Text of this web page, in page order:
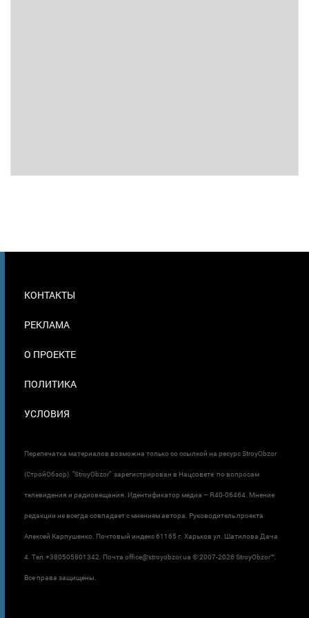
В
КОНТАКТЫ
РЕКЛАМА
О ПРОЕКТЕ
ПОЛИТИКА
УСЛОВИЯ
Перепечатка материалов возможна только со ссылкой на ресурс StroyObzor
(СтройОбзор). "StroyObzor" зарегистрирован в Нацсовете по вопросам
телевидения и радиовещания. Идентификатор медиа – R40-06464. Мнение
редакции не всегда совпадает с мнением автора. Руководитель проекта
Алексей Карпушенко. Почтовый индекс 61165 г. Харьков ул. Шатилова Дача
4. Тел.+380505801342. Почта office@stroyobzor.ua © 2007-2026 StroyObzor™.
Все права защищены.